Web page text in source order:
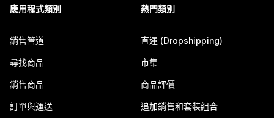
應用程式類別
銷售管道
尋找商品
銷售商品
訂單與運送
熱門類別
直運 (Dropshipping)
市集
商品評價
追加銷售和套裝組合